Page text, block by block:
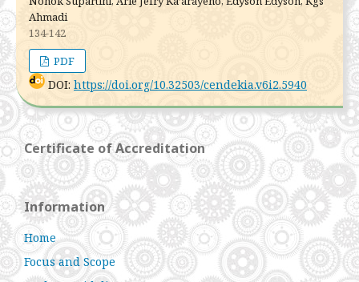
Ahmadi
134-142
PDF
DOI: https://doi.org/10.32503/cendekia.v6i2.5940
Certificate of Accreditation
Information
Home
Focus and Scope